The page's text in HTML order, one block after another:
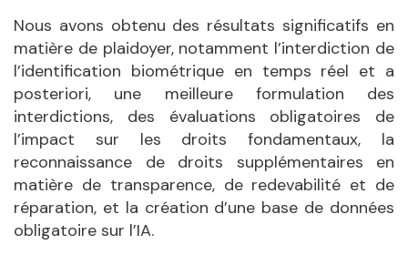
Nous avons obtenu des résultats significatifs en
matière de plaidoyer, notamment l’interdiction de
l’identification biométrique en temps réel et a
posteriori, une meilleure formulation des
interdictions, des évaluations obligatoires de
l’impact sur les droits fondamentaux, la
reconnaissance de droits supplémentaires en
matière de transparence, de redevabilité et de
réparation, et la création d’une base de données
obligatoire sur l’IA.